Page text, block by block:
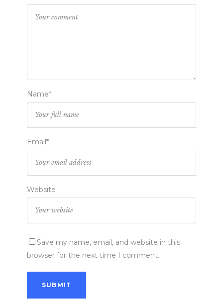
Name*
Email*
Website
Save my name, email, and website in this
browser for the next time I comment.